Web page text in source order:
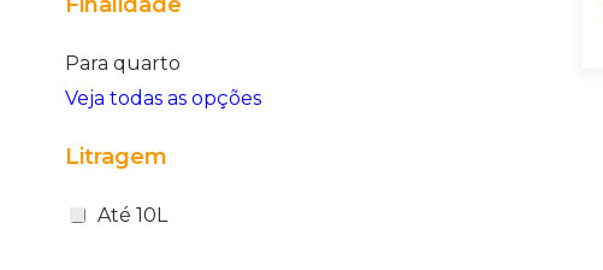
Para quarto
Veja todas as opções
Litragem
Até 10L